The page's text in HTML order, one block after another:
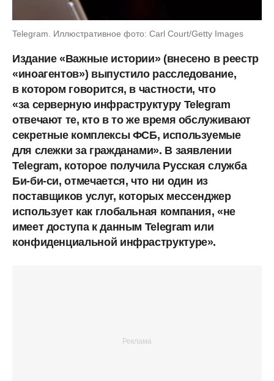
Telegram. Иллюстративное фото: Carl Court/Getty Images
Издание «Важные истории» (внесено в реестр
«иноагентов») выпустило расследование,
в котором говорится, в частности, что
«за серверную инфраструктуру Telegram
отвечают те, кто в то же время обслуживают
секретные комплексы ФСБ, используемые
для слежки за гражданами». В заявлении
Telegram, которое получила Русская служба
Би-би-си, отмечается, что ни один из
поставщиков услуг, которых мессенджер
использует как глобальная компания, «не
имеет доступа к данным Telegram или
конфиденциальной инфраструктуре».